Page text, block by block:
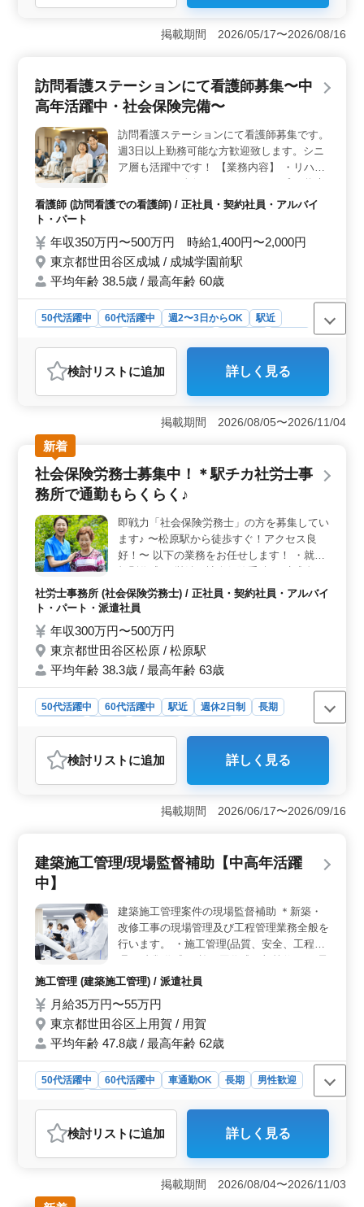
＜通勤の便利さ＞ 東京都世田谷区の施設で、喜多見駅
からアクセス可能。マイカー通勤もできるため、通勤が
非常に便利です。都心に近く、多様な通勤方法が可能な
雇用形態があります。週3〜5日の勤務で、自分のライフ
スタイルに合わせた働き方が選べます。 ＜充実した
用、労災、健康、厚生の社会保険が完備されており、長
期的に安定して働ける環境が整っています。
掲載期間 2026/05/17〜2026/08/16
訪問看護ステーションにて看護師募集〜中
高年活躍中・社会保険完備〜
訪問看護ステーションにて看護師募集です。
週3日以上勤務可能な方歓迎致します。シニ
ア層も活躍中です！ 【業務内容】 ・リハビ
性有り ＊経験者歓迎 ＊明るく活気がある職
看護師 (訪問看護での看護師) / 正社員・契約社員・アルバイ
ト・パート
年収350万円〜500万円 時給1,400円〜2,000円
東京都世田谷区成城 / 成城学園前駅
平均年齢 38.5歳 / 最高年齢 60歳
50代活躍中 60代活躍中 週2〜3日からOK
駅近
おすすめポイント
＜中高年看護師募集＞ 訪問看護ステーションでの看護
師を募集しています。中高年の方も活躍中で、週3日以上
の勤務が可能な方を歓迎しています。社会保険完備で、
充実した福祉施設でのお仕事です。 ＜充実の業務内
容＞ リハビリテーション全般をお任せし、経験者の方
も歓迎します。明るく活気のある職場環境で、将来性が
ありキャリアアップが期待できます。シニア層の経験を
与体系＞ 年収350万円〜480万円、時給1400円〜1900
円になっており、交通手当も実費支給で、働きながら安
心してキャリアを築いていける環境です。週休2日制や長
期の残業は少なめで、ワークライフバランスを重視して
います。
検討リスト に追加 詳しく見る
掲載期間 2026/08/05〜2026/11/04
新着
社会保険労務士募集中！＊駅チカ社労士事
務所で通勤もらくらく♪
即戦力「社会保険労務士」の方を募集してい
ます♪ 〜松原駅から徒歩すぐ！アクセス良
好！〜 以下の業務をお任せします！ ・就業
支給申請 ・電子申請 ・クライアント様への
ヒアリング ・クライアント様の情報の入力
完備 ・交通費：実費支給 実務経験豊富な
50,60代のベテランさん募集中！ 社労士業務
でお探し中の方、ぜひお問い合わせください
♪
社労士事務所 (社会保険労務士) / 正社員・契約社員・アルバイ
ト・パート・派遣社員
年収300万円〜500万円
東京都世田谷区松原 / 松原駅
平均年齢 38.3歳 / 最高年齢 63歳
50代活躍中 60代活躍中 駅近 週休2日制
長期
社労士事務所
おすすめポイント
＜駅チカで通勤快適＞ 松原駅から徒歩すぐの好立地に
事務所があります。通勤時間を短縮し、仕事とプライベ
ートのバランスを大切にできます。また、駅周辺には飲
手続きなど、幅広い業務を担当しています。実務経験豊
富な方には、さらなるスキルアップの機会が豊富にあり
も敏感に対応し、専門性を高めていける環境です。
＜ベテラン社労士歓迎＞ 50代や60代のベテラン社労士
を積極採用中です。長年培ってきた経験と知識を活か
し、新たなステージで活躍できる場を提供します。チー
ム全体で切磋琢磨し、共に成長していける環境をご用意
していますので、ぜひご応募ください。
検討リスト に追加 詳しく見る
掲載期間 2026/06/17〜2026/09/16
建築施工管理/現場監督補助【中高年活躍
中】
建築施工管理案件の現場監督補助 ＊新築・
改修工事の現場管理及び工程管理業務全般を
行います。 ・施工管理(品質、安全、工程管
理)、書類作成 ・施工図作成・加筆修正 ・予
算、見積もり/積算業務 ・取引先との打ち合
・職人手配、下請け業者打ち合わせ ・その
他建築工事に関する付随業務を行います。
案件：オフィスビル、マンション、商業施
験がある人はぜひご応募ください。 資格
者、経験者の募集になります。 5,60代ベテ
施工管理 (建築施工管理) / 派遣社員
月給35万円〜55万円
東京都世田谷区上用賀 / 用賀
平均年齢 47.8歳 / 最高年齢 62歳
50代活躍中 60代活躍中 車通勤OK 長期
男性歓迎
おすすめポイント
＜多彩な建築施工管理の補助業務＞ この募集は建築施
工管理案件で、新築・改修工事の現場管理や工程管理を
作成、施工図作成・修正、予算や見積もり業務、下請け
検討リスト に追加 詳しく見る
掲載期間 2026/08/04〜2026/11/03